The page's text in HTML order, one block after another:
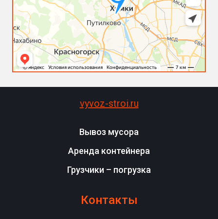
vyvoz-stroi.ru
Вывоз мусора
Аренда контейнера
Грузчики – погрузка
Контакты